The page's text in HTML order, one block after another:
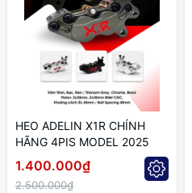
HEO ADELIN X1R CHÍNH
HÃNG 4PIS MODEL 2025
1.400.000₫
2.500.000₫